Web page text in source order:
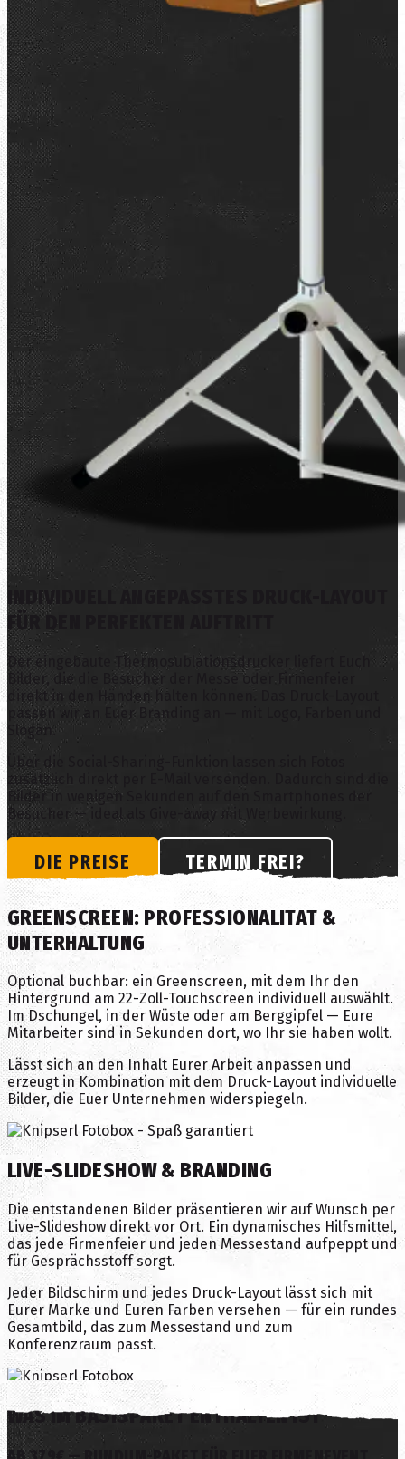
INDIVIDUELL ANGEPASSTES DRUCK-LAYOUT
FÜR DEN PERFEKTEN AUFTRITT
Der eingebaute Thermosublationsdrucker liefert Euch
Bilder, die die Besucher der Messe oder Firmenfeier
direkt in den Händen halten können. Das Druck-Layout
passen wir an Euer Branding an — mit Logo, Farben und
Slogan.
Über die Social-Sharing-Funktion lassen sich Fotos
zusätzlich direkt per E-Mail versenden. Dadurch sind die
Bilder in wenigen Sekunden auf den Smartphones der
Besucher — ideal als Give-away mit Werbewirkung.
DIE PREISE TERMIN FREI?
GREENSCREEN: PROFESSIONALITÄT &
UNTERHALTUNG
Optional buchbar: ein Greenscreen, mit dem Ihr den
Hintergrund am 22-Zoll-Touchscreen individuell auswählt.
Im Dschungel, in der Wüste oder am Berggipfel — Eure
Mitarbeiter sind in Sekunden dort, wo Ihr sie haben wollt.
Lässt sich an den Inhalt Eurer Arbeit anpassen und
erzeugt in Kombination mit dem Druck-Layout individuelle
Bilder, die Euer Unternehmen widerspiegeln.
LIVE-SLIDESHOW & BRANDING
Die entstandenen Bilder präsentieren wir auf Wunsch per
Live-Slideshow direkt vor Ort. Ein dynamisches Hilfsmittel,
das jede Firmenfeier und jeden Messestand aufpeppt und
für Gesprächsstoff sorgt.
Jeder Bildschirm und jedes Druck-Layout lässt sich mit
Eurer Marke und Euren Farben versehen — für ein rundes
Gesamtbild, das zum Messestand und zum
Konferenzraum passt.
WAS IM BASISPAKET ENTHALTEN IST